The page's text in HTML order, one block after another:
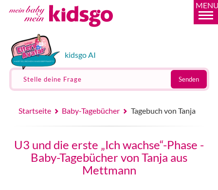
kidsgo AI
Stelle deine Frage Senden
Startseite Baby-Tagebücher Tagebuch von Tanja
U3 und die erste „Ich wachse“-Phase -
Baby-Tagebücher von Tanja aus
Mettmann